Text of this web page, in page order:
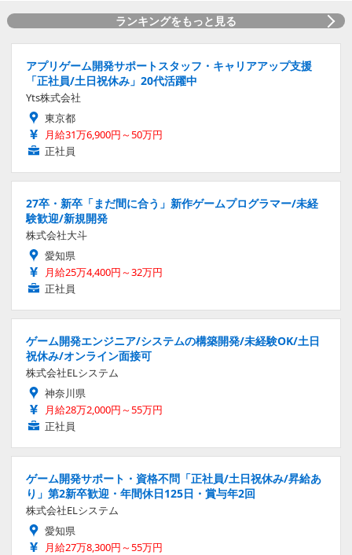
ランキングをもっと見る
アプリゲーム開発サポートスタッフ・キャリアアップ支援
「正社員/土日祝休み」20代活躍中
Yts株式会社
東京都
月給31万6,900円～50万円
正社員
27卒・新卒「まだ間に合う」新作ゲームプログラマー/未経
験歓迎/新規開発
株式会社大斗
愛知県
月給25万4,400円～32万円
正社員
ゲーム開発エンジニア/システムの構築開発/未経験OK/土日
祝休み/オンライン面接可
株式会社ELシステム
神奈川県
月給28万2,000円～55万円
正社員
ゲーム開発サポート・資格不問「正社員/土日祝休み/昇給あ
り」第2新卒歓迎・年間休日125日・賞与年2回
株式会社ELシステム
愛知県
月給27万8,300円～55万円